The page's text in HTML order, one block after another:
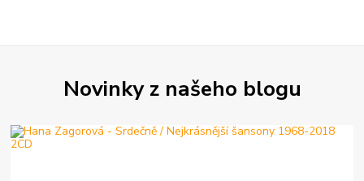
Novinky z našeho blogu